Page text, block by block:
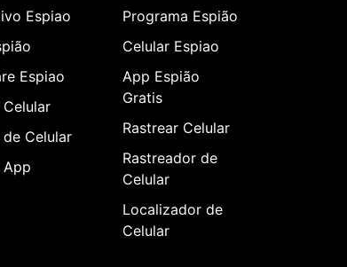
Espiao
Espiao
Celular
de Celular
App
Programa Espião
Celular Espiao
App Espião
Gratis
Rastrear Celular
Rastreador de
Celular
Localizador de
Celular